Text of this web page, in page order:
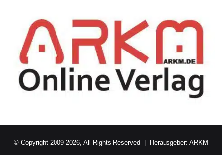
© Copyright 2009-2026, All Rights Reserved | Herausgeber: ARKM